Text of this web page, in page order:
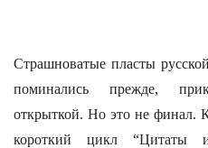
Страшноватые пласты
поминались прежде,
открыткой. Но это не финал.
короткий цикл